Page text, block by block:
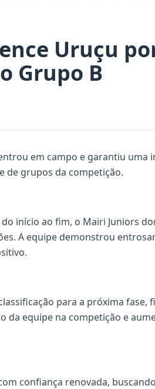
Uruçu
Grupo B
em campo e garantiu
de grupos da competição.
início ao fim, o Mairi Juniors
A equipe demonstrou
para a próxima fase,
da equipe na competição e
confiança renovada,